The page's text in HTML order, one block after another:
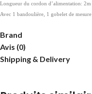
Longueur du cordon d’alimentation: 2m
Avec 1 bandoulière, 1 gobelet de
Brand
Avis (0)
Shipping & Delivery